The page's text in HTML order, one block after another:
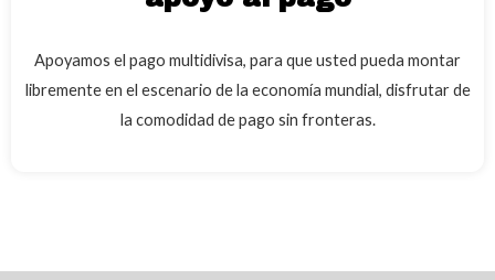
Apoyamos el pago multidivisa, para que usted pueda montar
libremente en el escenario de la economía mundial, disfrutar de
la comodidad de pago sin fronteras.